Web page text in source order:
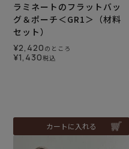
ラミネートのフラットバッ
グ＆ポーチ＜GR1＞（材料
セット）
¥2,420 のところ
¥1,430税込
カートに入れる